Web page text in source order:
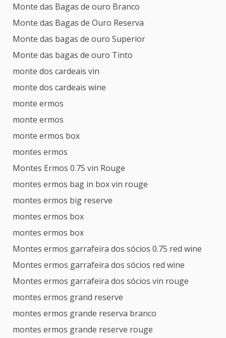
Monte das Bagas de ouro Branco
Monte das Bagas de Ouro Reserva
Monte das bagas de ouro Superior
Monte das bagas de ouro Tinto
monte dos cardeais vin
monte dos cardeais wine
monte ermos
monte ermos
monte ermos box
montes ermos
Montes Ermos 0.75 vin Rouge
montes ermos bag in box vin rouge
montes ermos big reserve
montes ermos box
montes ermos box
Montes ermos garrafeira dos sócios 0.75 red wine
Montes ermos garrafeira dos sócios red wine
Montes ermos garrafeira dos sócios vin rouge
montes ermos grand reserve
montes ermos grande reserva branco
montes ermos grande reserve rouge